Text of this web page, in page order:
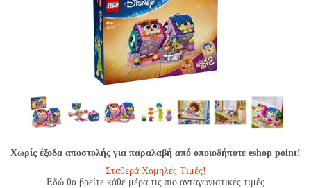
Χωρίς έξοδα αποστολής για παραλαβή από οποιοδήποτε eshop point!
Σταθερά Χαμηλές Τιμές!
Εδώ θα βρείτε κάθε μέρα τις πιο ανταγωνιστικές τιμές